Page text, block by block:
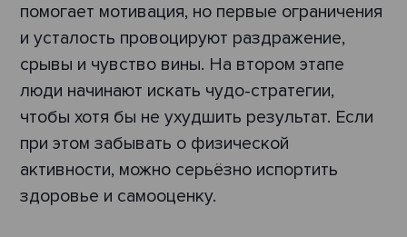
помогает мотивация, но первые ограничения
и усталость провоцируют раздражение,
срывы и чувство вины. На втором этапе
люди начинают искать чудо-стратегии,
чтобы хотя бы не ухудшить результат. Если
при этом забывать о физической
активности, можно серьёзно испортить
здоровье и самооценку.